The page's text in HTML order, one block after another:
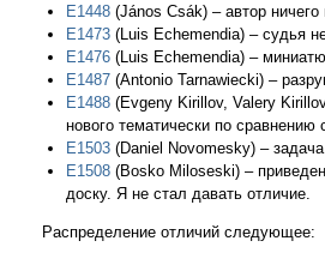
E1448 (János Csák) ‒ автор
E1473 (Luis Echemendia) ‒ судья
E1476 (Luis Echemendia) ‒
E1487 (Antonio Tarnawiecki) ‒
E1488 (Evgeny Kirillov, Valery
нового тематически по сравнению
E1503 (Daniel Novomesky) ‒
E1508 (Bosko Miloseski) ‒
доску. Я не стал давать отличие.
Распределение отличий следующее: